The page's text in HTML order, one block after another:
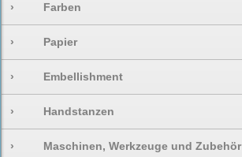
› Farben
› Papier
› Embellishment
› Handstanzen
› Maschinen, Werkzeuge und Zubehör